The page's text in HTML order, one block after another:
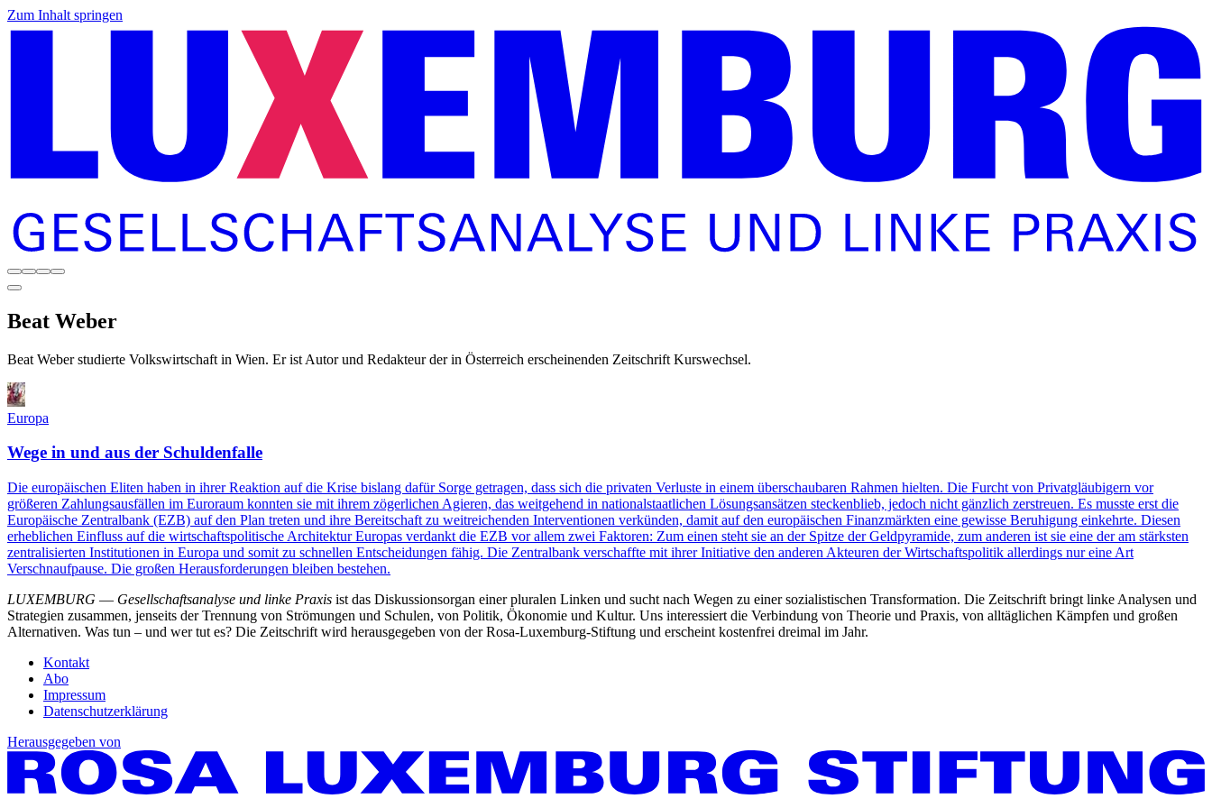
Zum Inhalt springen
Beat Weber
Beat Weber studierte Volkswirtschaft in Wien. Er ist Autor und Redakteur der in Österreich erscheinenden Zeitschrift Kurswechsel.
Europa
Wege in und aus der Schuldenfalle
Die europäischen Eliten haben in ihrer ­Reaktion auf die Krise bislang dafür Sorge getragen, dass sich die privaten Verluste in einem überschaubaren Rahmen hielten. Die Furcht von Privatgläubigern vor
größeren Zahlungsausfällen im Euroraum konnten sie mit ihrem zögerlichen Agieren, das weitgehend in nationalstaatlichen Lösungsansätzen steckenblieb, jedoch nicht gänzlich zerstreuen. Es musste erst die
Europäische Zentralbank (EZB) auf den Plan treten und ihre Bereitschaft zu weitreichenden Interventionen verkünden, damit auf den europäischen Finanzmärkten eine gewisse Beruhigung einkehrte. Diesen
erheblichen Einfluss auf die wirtschaftspolitische Architektur Europas verdankt die EZB vor allem zwei Faktoren: Zum einen steht sie an der Spitze der Geldpyramide, zum anderen ist sie eine der am stärksten
zentralisierten Institutionen in Europa und somit zu schnellen Entscheidungen fähig. Die Zentralbank verschaffte mit ihrer Initiative den anderen Akteuren der Wirtschaftspolitik allerdings nur eine Art
Verschnaufpause. Die großen Herausforderungen bleiben bestehen.
LUXEMBURG — Gesellschaftsanalyse und linke Praxis ist das Diskussionsorgan einer pluralen Linken und sucht nach Wegen zu einer sozialistischen Transformation. Die Zeitschrift bringt linke Analysen und
Strategien zusammen, jenseits der Trennung von Strömungen und Schulen, von Politik, Ökonomie und Kultur. Uns interessiert die Verbindung von Theorie und Praxis, von alltäglichen Kämpfen und großen
Alternativen. Was tun – und wer tut es? Die Zeitschrift wird herausgegeben von der Rosa-Luxemburg-Stiftung und erscheint kostenfrei dreimal im Jahr.
Kontakt
Abo
Impressum
Datenschutzerklärung
Herausgegeben von